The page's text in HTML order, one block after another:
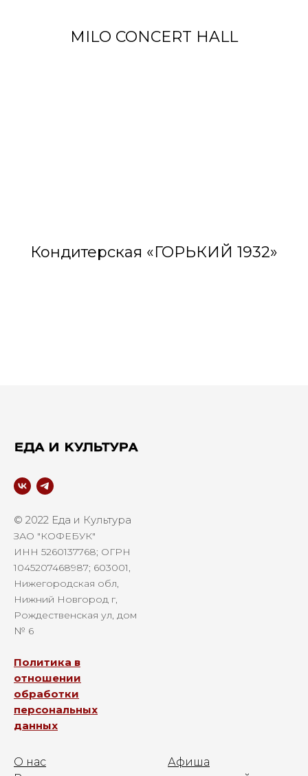
MILO CONCERT HALL
Кондитерская «ГОРЬКИЙ 1932»
© 2022 Еда и Культура
ЗАО "КОФЕБУК"
ИНН 5260137768; ОГРН
1045207468987; 603001,
Нижегородская обл,
Нижний Новгород г,
Рождественская ул, дом
№ 6
Политика в
отношении
обработки
персональных
данных
О нас
Афиша